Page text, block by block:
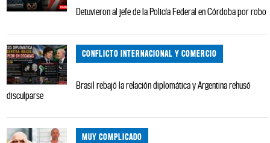
Detuvieron al jefe de la Policía Federal en Córdoba por robo
CONFLICTO INTERNACIONAL Y COMERCIO
Brasil rebajó la relación diplomática y Argentina rehusó
disculparse
MUY COMPLICADO